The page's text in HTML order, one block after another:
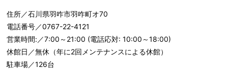
住所／石川県羽咋市羽咋町オ70
電話番号／0767-22-4121
営業時間:／7:00～21:00 (電話応対: 10:00～18:00)
休館日／無休（年に2回メンテナンスによる休館）
駐車場／126台